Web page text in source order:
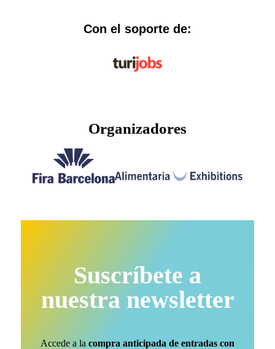
Con el soporte de:
Organizadores
Suscríbete a
nuestra newsletter
Accede a la compra anticipada de entradas con